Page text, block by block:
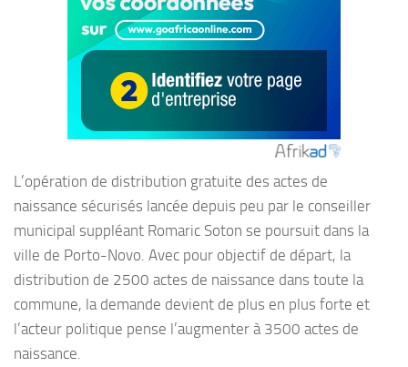
L’opération de distribution gratuite des actes de
naissance sécurisés lancée depuis peu par le conseiller
municipal suppléant Romaric Soton se poursuit dans la
ville de Porto-Novo. Avec pour objectif de départ, la
distribution de 2500 actes de naissance dans toute la
commune, la demande devient de plus en plus forte et
l’acteur politique pense l’augmenter à 3500 actes de
naissance.